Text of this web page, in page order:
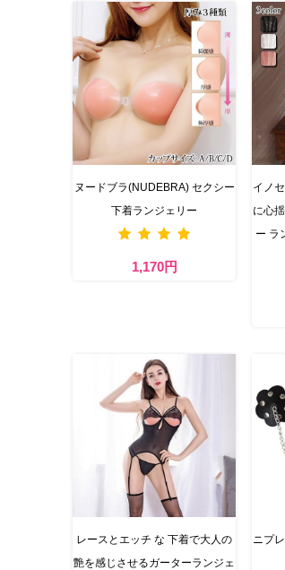
ヌードブラ(NUDEBRA) セクシー
下着ランジェリー
1,170円
イノ
に心
ー ラ
レースとエッチ な 下着で大人の
艶を感じさせるガーターランジェ
ニプ